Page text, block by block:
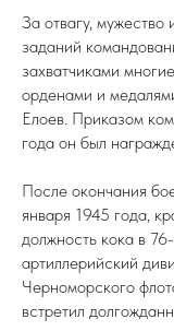
За отвагу,
заданий
захватчиками
орденами и
Елоев. Приказом
года он был
После окончания
января 1945 года,
должность кока в
артиллерийский
Черноморского
встретил